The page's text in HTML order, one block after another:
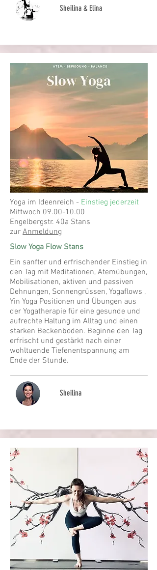
Sheilina & Elina
Yoga im Ideenreich - Einstieg jederzeit
Mittwoch 09.00-10.00
Engelbergstr. 40a Stans
zur Anmeldung
Slow Yoga Flow Stans
Ein sanfter und erfrischender Einstieg in
den Tag mit Meditationen, Atemübungen,
Mobilisationen, aktiven und passiven
Dehnungen, Sonnengrüssen, Yogaflows ,
Yin Yoga Positionen und Übungen aus
der Yogatherapie für eine gesunde und
aufrechte Haltung im Alltag und einen
starken Beckenboden. Beginne den Tag
erfrischt und gestärkt nach einer
wohltuende Tiefenentspannung am
Ende der Stunde.
Sheilina